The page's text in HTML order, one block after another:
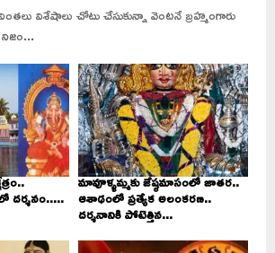
విశేషాలు చోటు చేసుకున్నా వెంటనే బ్రహ్మంగారు
దర్శనం.....
మావూళ్ళమ్మకు జేష్ఠమాసంలో జాతర..
ఆశాఢంలో ప్రత్యేక అలంకరణ..
దర్శనానికి పోటెత్తిన...